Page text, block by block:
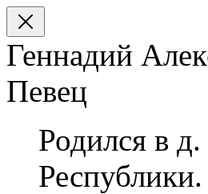
Геннадий
Певец
Родился в